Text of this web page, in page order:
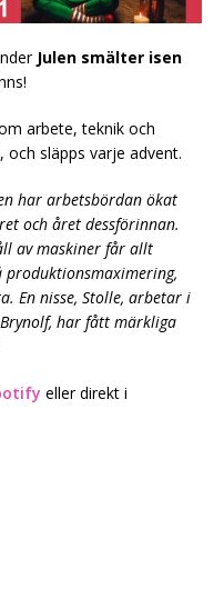
Julen smälter isen
arbete, teknik och
släpps varje advent.
har arbetsbördan ökat
och året dessförinnan.
av maskiner får allt
En nisse, Stolle, arbetar i
har fått märkliga
eller direkt i